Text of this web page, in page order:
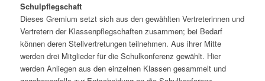
Schulpflegschaft
Dieses Gremium setzt sich aus den gewählten Vertreterinnen und
Vertretern der Klassenpflegschaften zusammen; bei Bedarf
können deren Stellvertretungen teilnehmen. Aus ihrer Mitte
werden drei Mitglieder für die Schulkonferenz gewählt. Hier
werden Anliegen aus den einzelnen Klassen gesammelt und